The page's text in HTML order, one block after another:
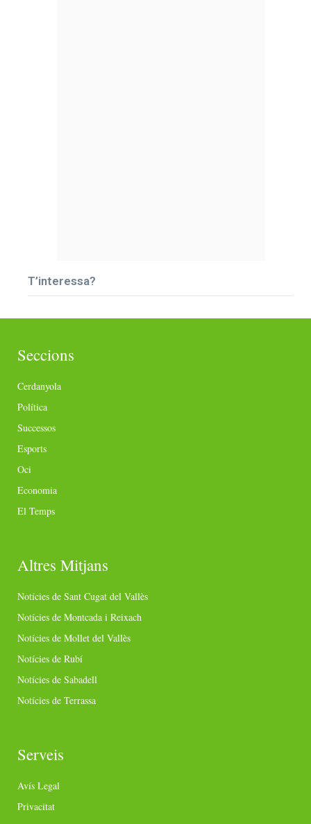
T’interessa?
Seccions
Cerdanyola
Política
Successos
Esports
Oci
Economia
El Temps
Altres Mitjans
Notícies de Sant Cugat del Vallès
Notícies de Montcada i Reixach
Notícies de Mollet del Vallès
Notícies de Rubí
Notícies de Sabadell
Notícies de Terrassa
Serveis
Avís Legal
Privacitat